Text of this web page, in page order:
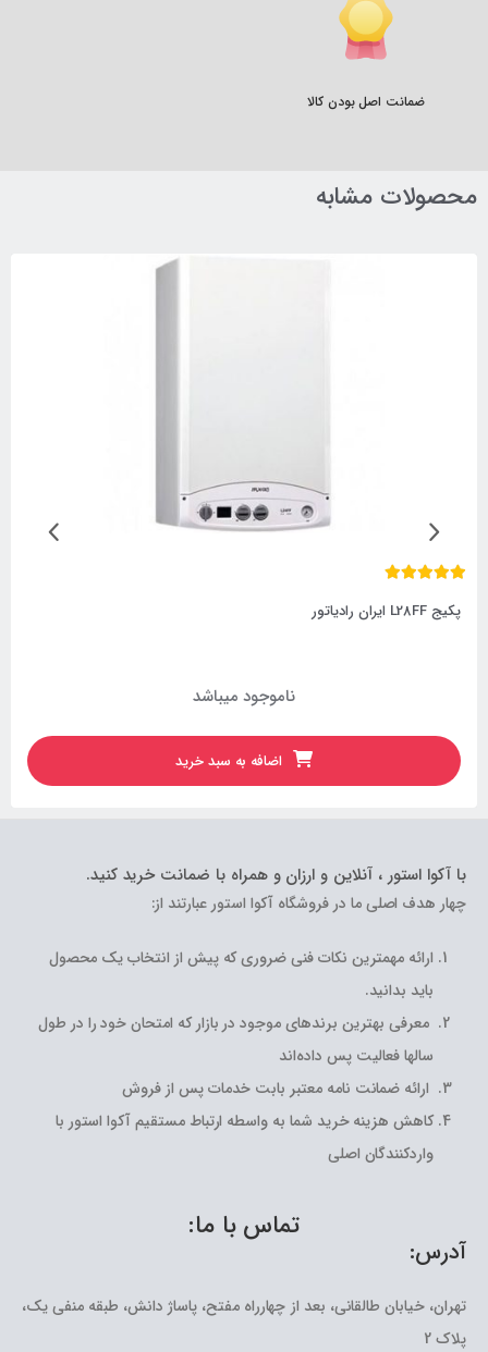
ضمانت اصل بودن کالا
محصولات مشابه
پکیج L28FF ایران رادیاتور
ناموجود میباشد
اضافه به سبد خرید
با آکوا استور ، آنلاین و ارزان و همراه با ضمانت خرید کنید.
چهار هدف اصلی ما در فروشگاه آکوا استور عبارتند از:
ارائه مهمترین نکات فنی ضروری که پیش از انتخاب یک محصول
باید بدانید.
معرفی بهترین برندهای موجود در بازار که امتحان خود را در طول
سالها فعالیت پس داده‌اند
ارائه ضمانت نامه معتبر بابت خدمات پس از فروش
کاهش هزینه خرید شما به واسطه ارتباط مستقیم آکوا استور با
واردکنندگان اصلی
تماس با ما:
آدرس:
تهران، خیابان طالقانی، بعد از چهارراه مفتح، پاساژ دانش، طبقه منفی یک،
پلاک 2